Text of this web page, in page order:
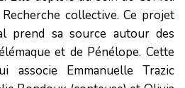
Recherche collective. Ce projet
prend sa source autour des
et de Pénélope. Cette
associe Emmanuelle Trazic